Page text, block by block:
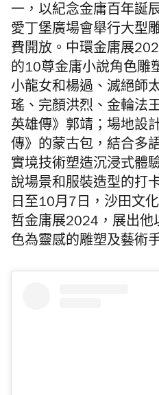
一，以紀念金庸百年誕
愛丁堡廣場會舉行大型
費開放。中環金庸展
的10尊金庸小說角色雕
小龍女和楊過、滅絕師
瑤、完顏洪烈、金輪法
英雄傳》郭靖；場地設
傳》的蒙古包，結合多
實境技術塑造沉浸式體
說場景和服裝造型的打
日至10月7日，沙田文
哲金庸展2024，展出他
色為靈感的雕塑及藝術